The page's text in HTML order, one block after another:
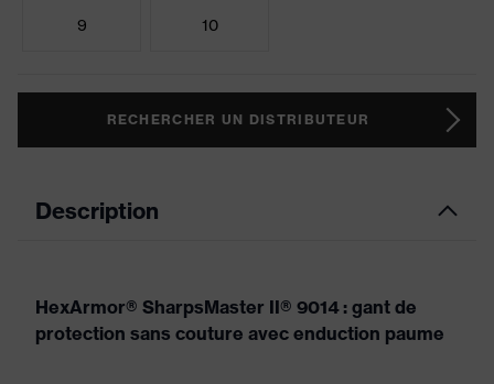
9 10
RECHERCHER UN DISTRIBUTEUR
Description
HexArmor® SharpsMaster II® 9014 : gant de
protection sans couture avec enduction paume